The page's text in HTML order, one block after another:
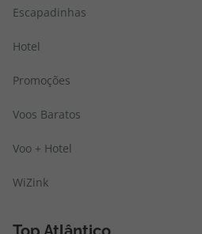
Escapadinhas
Hotel
Promoções
Voos Baratos
Voo + Hotel
WiZink